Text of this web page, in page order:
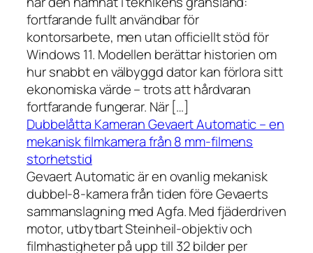
fortfarande fullt användbar för
kontorsarbete, men utan officiellt stöd för
Windows 11. Modellen berättar historien om
hur snabbt en välbyggd dator kan förlora sitt
ekonomiska värde – trots att hårdvaran
fortfarande fungerar. När […]
Dubbelåtta Kameran Gevaert Automatic – en
mekanisk filmkamera från 8 mm-filmens
storhetstid
Gevaert Automatic är en ovanlig mekanisk
dubbel-8-kamera från tiden före Gevaerts
sammanslagning med Agfa. Med fjäderdriven
motor, utbytbart Steinheil-objektiv och
filmhastigheter på upp till 32 bilder per